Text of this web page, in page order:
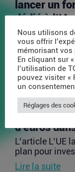
lancer un
dédié à l’IA
L’article
un fonds de
est...
Lire la suite
L’UE lance
plan pour
d’euros
L’article L’UE
plan pour
Lire la suite
Nous utilisons
vous offrir
mémorisant vos
En cliquant sur
l’utilisation de
pouvez visiter «
un
Réglages des